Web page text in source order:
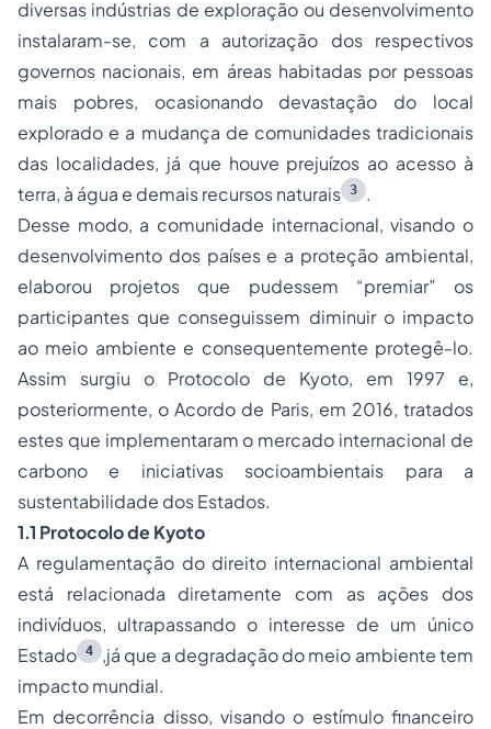
diversas indústrias de exploração ou desenvolvimento
instalaram-se, com a autorização dos respectivos
governos nacionais, em áreas habitadas por pessoas
mais pobres, ocasionando devastação do local
explorado e a mudança de comunidades tradicionais
das localidades, já que houve prejuízos ao acesso à
terra, à água e demais recursos naturais 3
.
Desse modo, a comunidade internacional, visando o
desenvolvimento dos países e a proteção ambiental,
elaborou projetos que pudessem “premiar” os
participantes que conseguissem diminuir o impacto
ao meio ambiente e consequentemente protegê-lo.
Assim surgiu o Protocolo de Kyoto, em 1997 e,
posteriormente, o Acordo de Paris, em 2016, tratados
estes que implementaram o mercado internacional de
carbono e iniciativas socioambientais para a
sustentabilidade dos Estados.
1.1 Protocolo deKyoto
A regulamentação do direito internacional ambiental
está relacionada diretamente com as ações dos
indivíduos, ultrapassando o interesse de um único
Estado 4
,já que a degradação do meio ambiente tem
impacto mundial.
Em decorrência disso, visando o estímulo financeiro